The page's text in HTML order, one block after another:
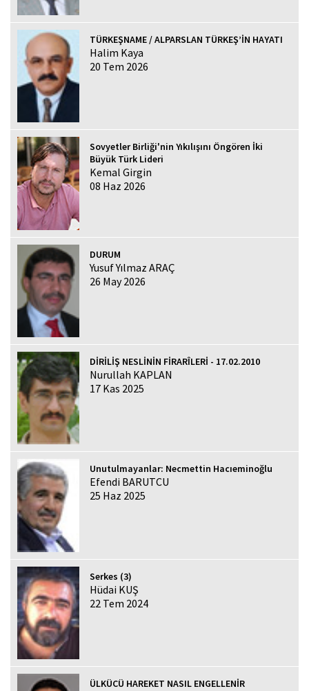
TÜRKEŞNAME / ALPARSLAN TÜRKEŞ’İN HAYATI
Halim Kaya
20 Tem 2026
Sovyetler Birliği'nin Yıkılışını Öngören İki
Büyük Türk Lideri
Kemal Girgin
08 Haz 2026
DURUM
Yusuf Yılmaz ARAÇ
26 May 2026
DİRİLİŞ NESLİNİN FİRARÎLERİ - 17.02.2010
Nurullah KAPLAN
17 Kas 2025
Unutulmayanlar: Necmettin Hacıeminoğlu
Efendi BARUTCU
25 Haz 2025
Serkes (3)
Hüdai KUŞ
22 Tem 2024
ÜLKÜCÜ HAREKET NASIL ENGELLENİR